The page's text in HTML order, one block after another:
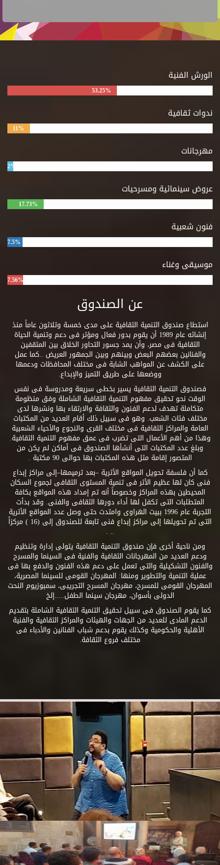
الورش الفنية
53.25%
ندوات ثقافية
11%
مهرجانات
2%
عروض سينمائية ومسرحيات
17.73%
فنون شعبية
7.5%
موسيقى وغناء
7.56%
عن الصندوق
استطاع صندوق التنمية الثقافية على مدى خمسة وثلاثون عاماً منذ
إنشائه عام 1989 أن يقوم بدور فعال ومؤثر فى دعم وتنمية الحياة
الثقافية فى مصر، وأن يمد جسور التحاور الخلاق بين المثقفين
والفنانين بعضهم البعض وبينهم وبين الجمهور العريض ..كما عمل
على الكشف عن المواهب الشابة فى مختلف المحافظات ودعمها
ووضعها على طريق التميز والإبداع.
فصندوق التنمية الثقافية يسير بخطى سريعة ومدروسة فى نفس
الوقت نحو تحقيق مفهوم التنمية الثقافية الشاملة وفق منظومة
متكاملة تهدف لدعم الفنون والثقافة والارتقاء بها ونشرها لدى
مختلف فئات الشعب. وهو فى سبيل ذلك أقام العديد من المكتبات
العامة والمراكز الثقافية فى مختلف القرى والنجوع والأحياء الشعبية
وهذا من أهم الأعمال التى تضرب فى عمق مفهوم التنمية الثقافية.
وبلغ عدد المكتبات التى أنشأها الصندوق فى أماكن لم يكن من
المتصور إقامة مثل هذه المكتبات بها حوالى 90 مكتبة .
كما أن فلسفة تحويل المواقع الأثرية –بعد ترميمها–إلى مراكز إبداع
فنى كان لها عظيم الأثر فى تنمية المستوى الثقافى لجموع السكان
المحيطين بهذه المراكز وخصوصاً أنه تم إمداد هذه المواقع بكافة
المتطلبات التى تكفل لها أداء دورها الثقافى والفنى. وقد بدأت
التجربة عام 1996 ببيت الهراوى وامتدت حتى وصل عدد المواقع الأثرية
التى تم تحويلها إلى مراكز إبداع فنى تابعة للصندوق إلى (16 ) مركزاً
.. .
ومن ناحية أخرى فإن صندوق التنمية الثقافية يتولى إدارة وتنظيم
ودعم العديد من المهرجانات الثقافية والفنية فى السينما والمسرح
والفنون التشكيلية والتى تعمل على دعم هذه الفنون والدفع بها فى
عملية التنمية والتطوير ومنها: المهرجان القومى للسينما المصرية،
المهرجان القومى للمسرح، مهرجان المسرح التجريبى، سمبوزيوم النحت
الدولى بأسوان، مهرجان سينما الطفل.....إلخ
كما يقوم الصندوق فى سبيل تحقيق التنمية الثقافية الشاملة بتقديم
الدعم المادى للعديد من الجهات والهيئات والمراكز الثقافية والفنية
الأهلية والحكومية وكذلك يقوم بدعم شباب الفنانين والأدباء فى
مختلف فروع الثقافة.